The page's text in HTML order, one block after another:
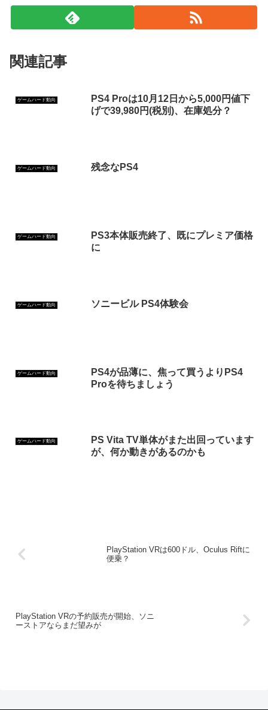
関連記事
ゲームハード動向
PS4 Proは10月12日から5,000円値下
げで39,980円(税別)、在庫処分？
ゲームハード動向 残念なPS4
ゲームハード動向
PS3本体販売終了、既にプレミア価格
に
ゲームハード動向 ソニービル PS4体験会
ゲームハード動向
PS4が品薄に、焦って買うよりPS4
Proを待ちましょう
ゲームハード動向
PS Vita TV単体がまた出回っています
が、何か動きがあるのかも
PlayStation VRは600ドル、Oculus Riftに
便乗？
PlayStation VRの予約販売が開始、ソニ
ーストアならまだ望みが